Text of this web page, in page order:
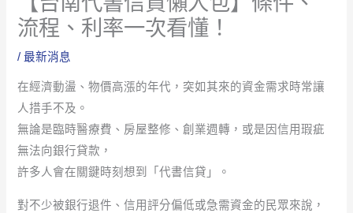
流程、利率一次看懂！
/最新消息
在經濟動盪、物價高漲的年代，突如其來的資金需求時常讓
人措手不及。
無論是臨時醫療費、房屋整修、創業週轉，或是因信用瑕疵
無法向銀行貸款，
許多人會在關鍵時刻想到「代書信貸」。
對不少被銀行退件、信用評分偏低或急需資金的民眾來說，